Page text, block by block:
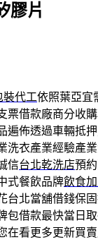
膠片
裝代工依照葉亞宜
票借款廠商分收購
遍佈透過車輛抵
洗衣產業經驗產
信台北乾洗店預
式餐飲品牌飲食
台北當舖借錢保
包借款最快當日
在看更多更新買